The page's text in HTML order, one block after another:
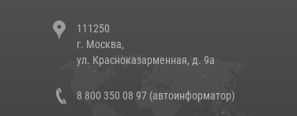
111250
г. Москва,
ул. Красноказарменная, д. 9а
8 800 350 08 97 (автоинформатор)